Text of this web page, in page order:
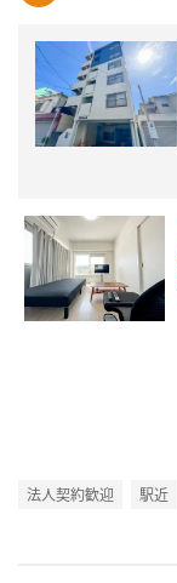
法人契約歓迎 駅近